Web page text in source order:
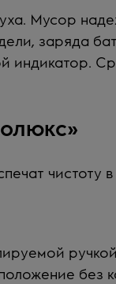
Мусор
заряда
индикатор.
чистоту
без